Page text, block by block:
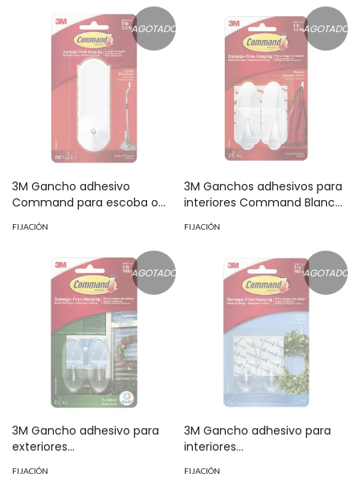
AGOTADO
3M Gancho adhesivo
Command para escoba o
jalador, blanco Pack con 1
pieza MOD: 70009167977
FIJACIÓN
AGOTADO
3M Ganchos adhesivos para
interiores Command Blancos
Medianos Pack 2 piezas
MOD: 70009117667
FIJACIÓN
AGOTADO
3M Gancho adhesivo para
exteriores
Command,Transparente
Mediano Pack 2 piezas MOD:
FIJACIÓN
AGOTADO
3M Gancho adhesivo para
interiores
Command,Transparente
Mediano Pack 2 piezas MOD:
FIJACIÓN